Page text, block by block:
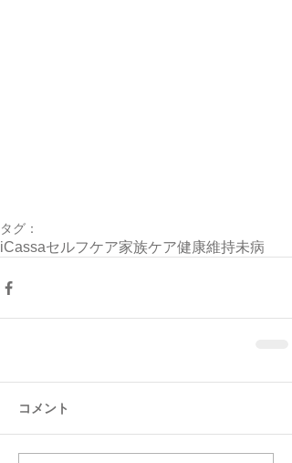
タグ：
iCassaセルフケア家族ケア健康維持未病
コメント